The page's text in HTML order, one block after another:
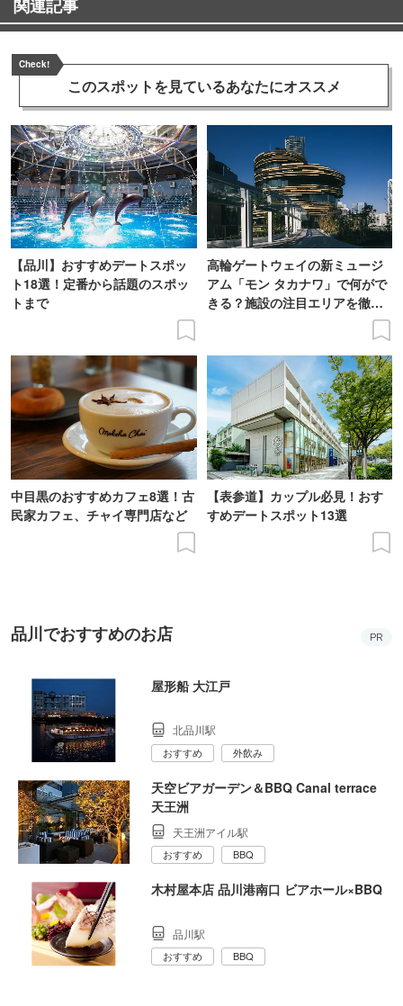
関連記事
Check!
このスポットを見ているあなたにオススメ
【品川】おすすめデートスポッ
ト18選！定番から話題のスポッ
トまで
高輪ゲートウェイの新ミュージ
アム「モン タカナワ」で何がで
きる？施設の注目エリアを徹底
中目黒のおすすめカフェ8選！古
民家カフェ、チャイ専門店など
【表参道】カップル必見！おす
すめデートスポット13選
品川でおすすめのお店 PR
屋形船 大江戸
北品川駅
おすすめ 外飲み
天空ビアガーデン＆BBQ Canal terrace
天王洲
天王洲アイル駅
おすすめ BBQ
木村屋本店 品川港南口 ビアホール×BBQ
品川駅
おすすめ BBQ